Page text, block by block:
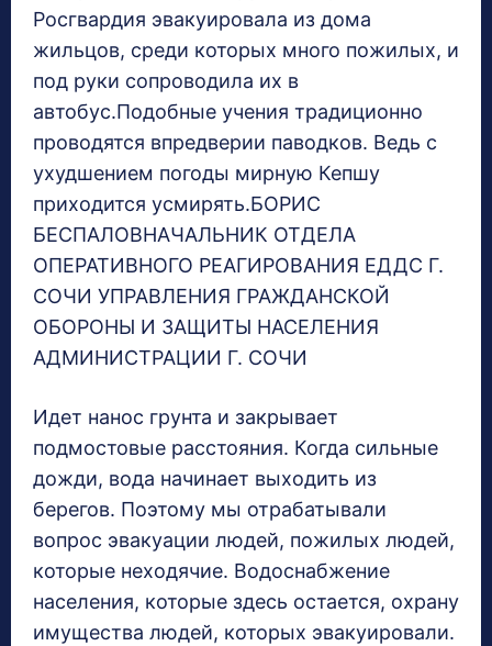
Росгвардия эвакуировала из дома
жильцов, среди которых много пожилых, и
под руки сопроводила их в
автобус.Подобные учения традиционно
проводятся впредверии паводков. Ведь с
ухудшением погоды мирную Кепшу
приходится усмирять.БОРИС
БЕСПАЛОВНАЧАЛЬНИК ОТДЕЛА
ОПЕРАТИВНОГО РЕАГИРОВАНИЯ ЕДДС Г.
СОЧИ УПРАВЛЕНИЯ ГРАЖДАНСКОЙ
ОБОРОНЫ И ЗАЩИТЫ НАСЕЛЕНИЯ
АДМИНИСТРАЦИИ Г. СОЧИ
Идет нанос грунта и закрывает
подмостовые расстояния. Когда сильные
дожди, вода начинает выходить из
берегов. Поэтому мы отрабатывали
вопрос эвакуации людей, пожилых людей,
которые неходячие. Водоснабжение
населения, которые здесь остается, охрану
имущества людей, которых эвакуировали.